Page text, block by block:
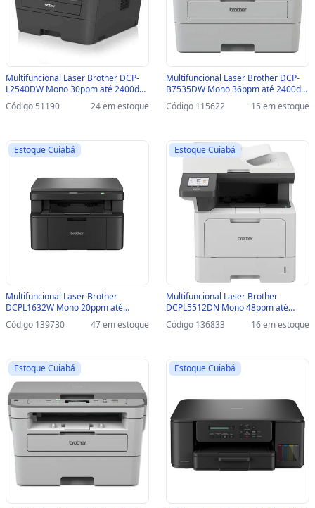
Multifuncional Laser Brother DCP-
L2540DW Mono 30ppm até 2400dpi
USB/REDE/WIFI - DCP-L2540DW
Código 51190 24 em estoque
Multifuncional Laser Brother DCP-
B7535DW Mono 36ppm até 2400dpi
USB/REDE/WIFI - DCP-B7535DW
Código 115622 15 em estoque
Estoque Cuiabá
Multifuncional Laser Brother
DCPL1632W Mono 20ppm até
2400dpi USB/REDE ETHERNET/WIFI
- DCPL1632W
Código 139730 47 em estoque
Estoque Cuiabá
Multifuncional Laser Brother
DCPL5512DN Mono 48ppm até
1200dpi USB/REDE - DCPL5512DN
Código 136833 16 em estoque
Estoque Cuiabá Estoque Cuiabá